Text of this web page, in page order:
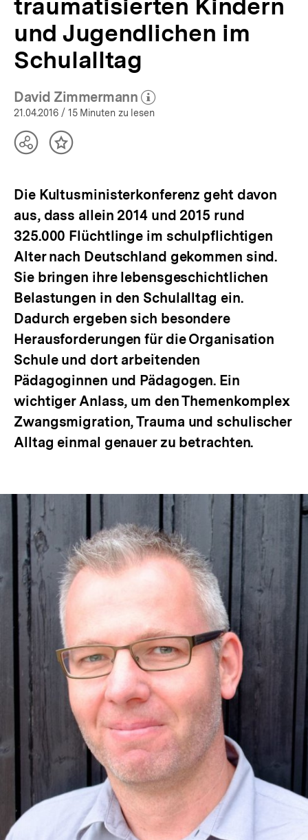
Gesundheit
bpb.de
traumatisierten Kindern
und Jugendlichen im
Schulalltag
David Zimmermann
(Mehr zum Autor)
öffnen
21.04.2016 / 15 Minuten zu lesen
TeilenInhalt
Die Kultusministerkonferenz geht davon
aus, dass allein 2014 und 2015 rund
325.000 Flüchtlinge im schulpflichtigen
Alter nach Deutschland gekommen sind.
Sie bringen ihre lebensgeschichtlichen
Belastungen in den Schulalltag ein.
Dadurch ergeben sich besondere
Herausforderungen für die Organisation
Schule und dort arbeitenden
Pädagoginnen und Pädagogen. Ein
wichtiger Anlass, um den Themenkomplex
Zwangsmigration, Trauma und schulischer
Alltag einmal genauer zu betrachten.
In
Lightbox
öffnen